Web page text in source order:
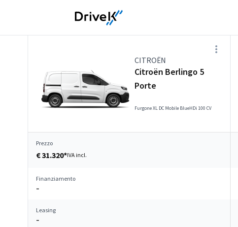
CITROËN
Citroën Berlingo 5
Porte
Furgone XL DC Mobile BlueHDi 100 CV
Prezzo
€ 31.320*IVA incl.
Finanziamento
–
Leasing
–